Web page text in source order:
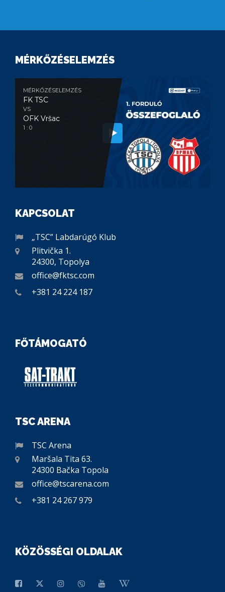
MÉRKŐZÉSELEMZÉS
MÉRKŐZÉSELEMZÉS
FK TSC
VS
OFK Vršac
1 : 0
KAPCSOLAT
„TSC” Labdarúgó Klub
Plitvička 1.
24300, Topolya
office@fktsc.com
+381 24 224 187
FŐTÁMOGATÓ
TSC ARENA
TSC Arena
Maršala Tita 63.
24300 Bačka Topola
office@tscarena.com
+381 24 267 979
KÖZÖSSÉGI OLDALAK